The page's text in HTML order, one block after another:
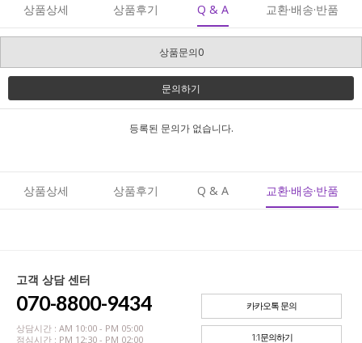
상품상세 상품후기 Q & A 교환·배송·반품
상품문의0
문의하기
등록된 문의가 없습니다.
상품상세 상품후기 Q & A 교환·배송·반품
고객 상담 센터
070-8800-9434
상담시간 : AM 10:00 - PM 05:00
점심시간 : PM 12:30 - PM 02:00
카카오톡 문의
1:1문의하기